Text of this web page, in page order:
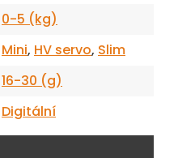
0-5 (kg)
Mini, HV servo, Slim
16-30 (g)
Digitální